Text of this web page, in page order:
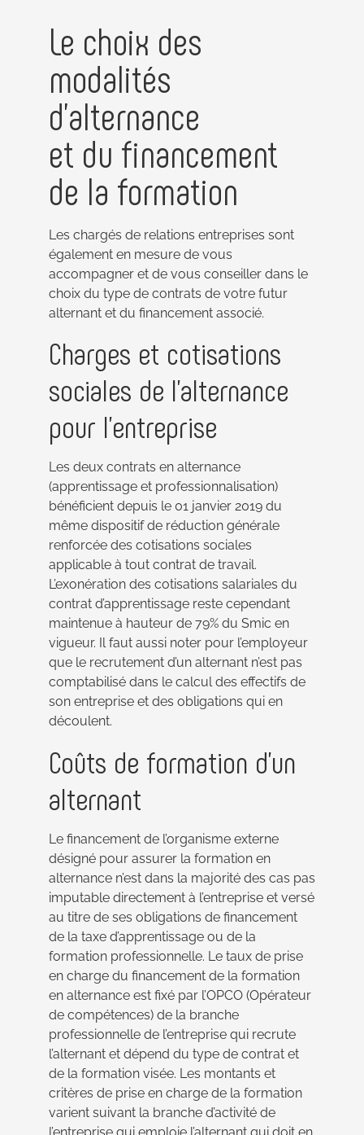
Le choix des
modalités
d’alternance
et du financement
de la formation
Les chargés de relations entreprises sont
également en mesure de vous
accompagner et de vous conseiller dans le
choix du type de contrats de votre futur
alternant et du financement associé.
Charges et cotisations
sociales de l’alternance
pour l’entreprise
Les deux contrats en alternance
(apprentissage et professionnalisation)
bénéficient depuis le 01 janvier 2019 du
même dispositif de réduction générale
renforcée des cotisations sociales
applicable à tout contrat de travail.
L’exonération des cotisations salariales du
contrat d’apprentissage reste cependant
maintenue à hauteur de 79% du Smic en
vigueur. Il faut aussi noter pour l’employeur
que le recrutement d’un alternant n’est pas
comptabilisé dans le calcul des effectifs de
son entreprise et des obligations qui en
découlent.
Coûts de formation d’un
alternant
Le financement de l’organisme externe
désigné pour assurer la formation en
alternance n’est dans la majorité des cas pas
imputable directement à l’entreprise et versé
au titre de ses obligations de financement
de la taxe d’apprentissage ou de la
formation professionnelle. Le taux de prise
en charge du financement de la formation
en alternance est fixé par l’OPCO (Opérateur
de compétences) de la branche
professionnelle de l’entreprise qui recrute
l’alternant et dépend du type de contrat et
de la formation visée. Les montants et
critères de prise en charge de la formation
varient suivant la branche d’activité de
l’entreprise qui emploie l’alternant qui doit en